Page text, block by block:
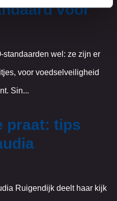
voor
wel: ze zijn er
voor voedselveiligheid
Sin...
praat: tips
Ruigendijk deelt haar kijk